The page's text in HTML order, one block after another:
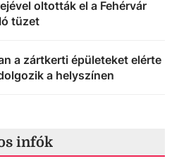
oltották el a Fehérvár
tüzet
a zártkerti épületeket elérte
a helyszínen
infók